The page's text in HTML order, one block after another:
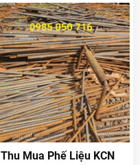
minh bạch và chuyên
nghiệp, được nhiều nhà
máy, xưởng sản xuất và
doanh nghiệp tin tưởng
hợp tác lâu dài.
Thu Mua Phế Liệu KCN